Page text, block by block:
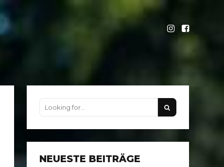
NEUESTE BEITRÄGE